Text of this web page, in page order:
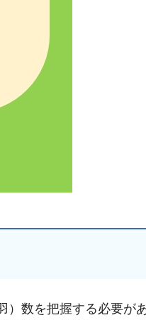
）数を把握する必要が